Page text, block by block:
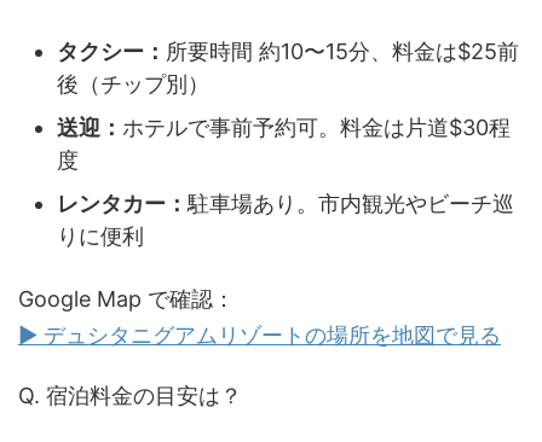
タクシー： 所要時間 約10〜15分、料金は$25前
後（チップ別）
送迎： ホテルで事前予約可。料金は片道$30程
度
レンタカー： 駐車場あり。市内観光やビーチ巡
りに便利
Google Map で確認：
▶ デュシタニグアムリゾートの場所を地図で見る
Q. 宿泊料金の目安は？